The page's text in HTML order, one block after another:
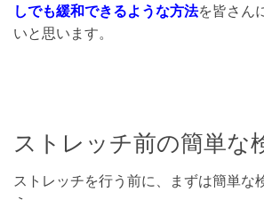
しでも緩和できるような方法を皆さん
いと思います。
ストレッチ前の簡単な
ストレッチを行う前に、まずは簡単な